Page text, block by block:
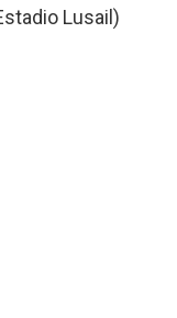
Lusail)